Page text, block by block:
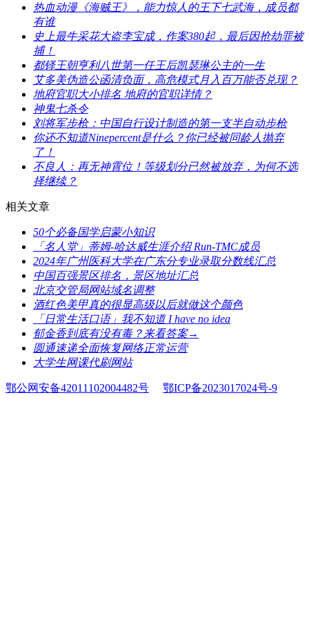
​热血动漫《海贼王》，能力惊人的王下七武海，成员都
有谁
​史上最牛采花大盗李宝成，作案380起，最后因抢劫罪被
捕！
​都铎王朝亨利八世第一任王后凯瑟琳公主的一生
​艾多美伪造公函清负面，高危模式月入百万能否兑现？
​地府官职大小排名 地府的官职详情？
​神鬼七杀令
​刘将军步枪：中国自行设计制造的第一支半自动步枪
​你还不知道Ninepercent是什么？你已经被同龄人抛弃
了！
​不良人：再无神霄位！等级划分已然被放弃，为何不选
择继续？
相关文章
​50个必备国学启蒙小知识
​「名人堂」蒂姆-哈达威生涯介绍 Run-TMC成员
​2024年广州医科大学在广东分专业录取分数线汇总
​中国百强景区排名，景区地址汇总
​北京交管局网站域名调整
​酒红色美甲真的很显高级以后就做这个颜色
​「日常生活口语」我不知道 I have no idea
​郁金香到底有没有毒？来看答案→
​圆通速递全面恢复网络正常运营
​大学生网课代刷网站
鄂公网安备42011102004482号 鄂ICP备2023017024号-9